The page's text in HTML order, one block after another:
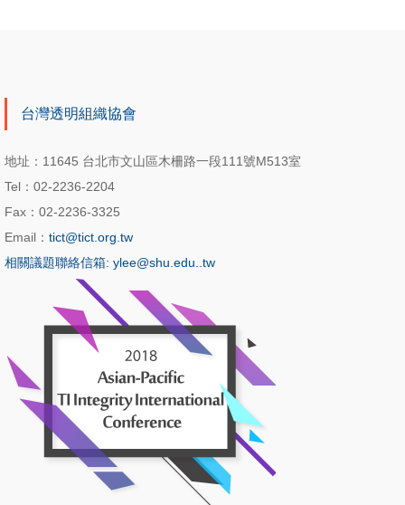
台灣透明組織協會
地址：11645 台北市文山區木柵路一段111號M513室
Tel：02-2236-2204
Fax：02-2236-3325
Email： tict@tict.org.tw
相關議題聯絡信箱: ylee@shu.edu..tw